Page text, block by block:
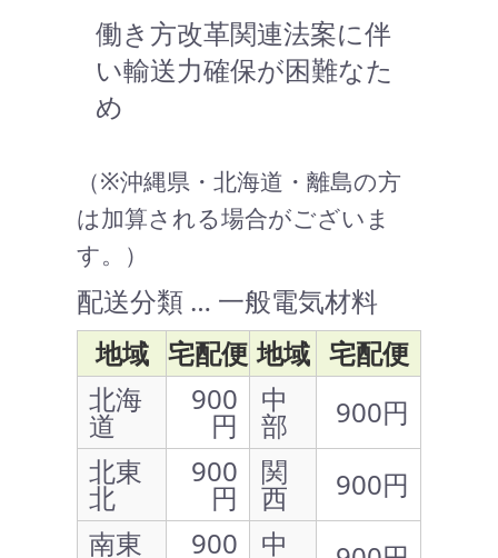
働き方改革関連法案に伴
い輸送力確保が困難なた
め
（※沖縄県・北海道・離島の方
は加算される場合がございま
す。）
配送分類 … 一般電気材料
地域 宅配便 地域 宅配便
北海
道
900
円
中
部
900円
北東
北
900
円
関
西
900円
南東
900 中